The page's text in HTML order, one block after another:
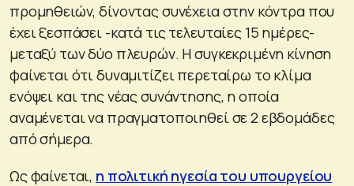
προμηθειών, δίνοντας συνέχεια στην κόντρα που
έχει ξεσπάσει -κατά τις τελευταίες 15 ημέρες-
μεταξύ των δύο πλευρών. Η συγκεκριμένη κίνηση
φαίνεται ότι δυναμιτίζει περεταίρω το κλίμα
ενόψει και της νέας συνάντησης, η οποία
αναμένεται να πραγματοποιηθεί σε 2 εβδομάδες
από σήμερα.
Ως φαίνεται, η πολιτική ηγεσία του υπουργείου